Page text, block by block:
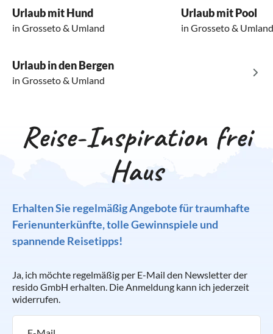
Urlaub mit Hund
in Grosseto & Umland
Urlaub mit Pool
in Grosseto & Umland
Urlaub in den Bergen
in Grosseto & Umland
Reise-Inspiration frei
Haus
Erhalten Sie regelmäßig Angebote für traumhafte
Ferienunterkünfte, tolle Gewinnspiele und
spannende Reisetipps!
Ja, ich möchte regelmäßig per E-Mail den Newsletter der
resido GmbH erhalten. Die Anmeldung kann ich jederzeit
widerrufen.